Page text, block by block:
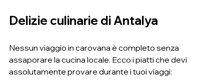
Delizie culinarie di Antalya
Nessun viaggio in carovana è completo senza
assaporare la cucina locale. Ecco i piatti che devi
assolutamente provare durante i tuoi viaggi: